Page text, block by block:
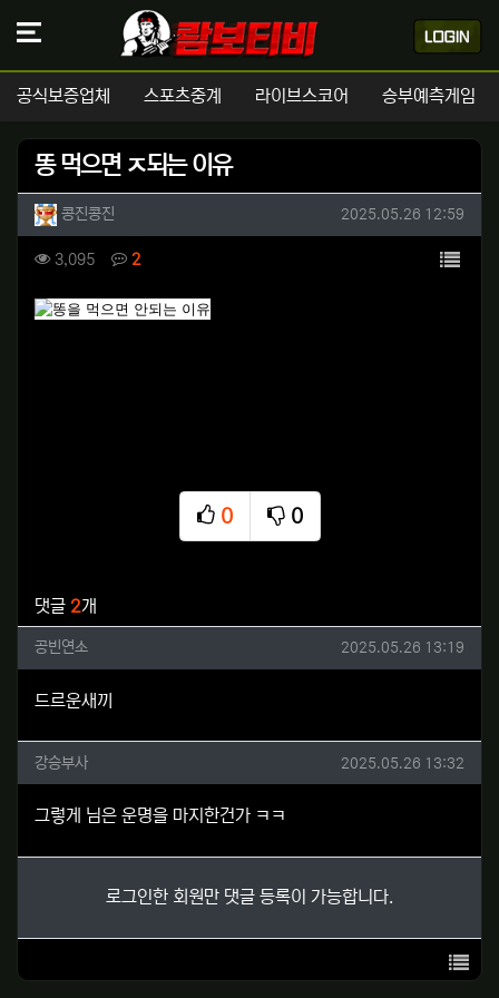
공식보증업체 스포츠중계 라이브스코어 승부예측게임
똥 먹으면 ㅈ되는 이유
작성자 정보
콩진콩진 작성일
2025.05.26 12:59
컨텐츠 정보
3,095조회 2댓글 목록
본문
0
추천
0
비추천
댓글 2개
공빈연소님의 댓글
공빈연소 작성일
2025.05.26 13:19
드르운새끼
강승부사님의 댓글
강승부사 작성일
2025.05.26 13:32
그렇게 님은 운명을 마지한건가 ㅋㅋ
로그인한 회원만 댓글 등록이 가능합니다.
목록